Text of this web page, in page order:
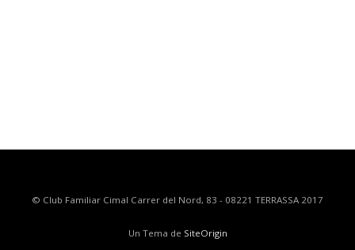
© Club Familiar Cimal Carrer del Nord, 83 - 08221 TERRASSA 2017
Un Tema de SiteOrigin